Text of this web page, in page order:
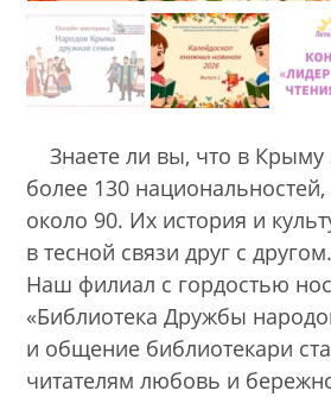
Знаете ли вы, что в Крыму
более 130
около 90. Их история и
в тесной связи друг с другом.
Наш филиал с гордостью
«Библиотека Дружбы
и общение библиотекари
читателям любовь и